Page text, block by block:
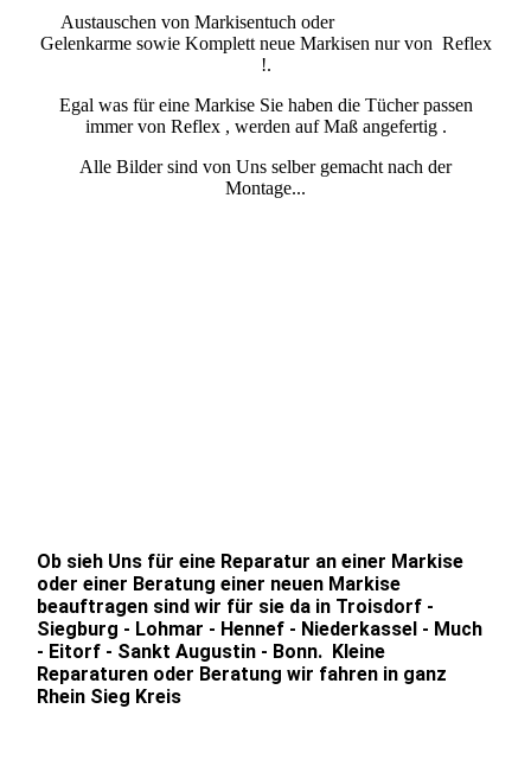
Austauschen von Markisentuch oder
Gelenkarme sowie Komplett neue Markisen nur von Reflex
!.
Egal was für eine Markise Sie haben die Tücher passen
immer von Reflex , werden auf Maß angefertig .
Alle Bilder sind von Uns selber gemacht nach der
Montage...
Ob sieh Uns für eine Reparatur an einer Markise
oder einer Beratung einer neuen Markise
beauftragen sind wir für sie da in Troisdorf -
Siegburg - Lohmar - Hennef - Niederkassel - Much
- Eitorf - Sankt Augustin - Bonn. Kleine
Reparaturen oder Beratung wir fahren in ganz
Rhein Sieg Kreis